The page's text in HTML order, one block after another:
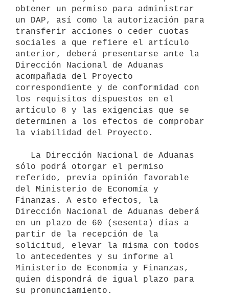
obtener un permiso para administrar
un DAP, así como la autorización para
transferir acciones o ceder cuotas
sociales a que refiere el artículo
anterior, deberá presentarse ante la
Dirección Nacional de Aduanas
acompañada del Proyecto
correspondiente y de conformidad con
los requisitos dispuestos en el
artículo 8 y las exigencias que se
determinen a los efectos de comprobar
la viabilidad del Proyecto.
sólo podrá otorgar el permiso
referido, previa opinión favorable
del Ministerio de Economía y
Finanzas. A esto efectos, la
Dirección Nacional de Aduanas deberá
en un plazo de 60 (sesenta) días a
partir de la recepción de la
solicitud, elevar la misma con todos
lo antecedentes y su informe al
Ministerio de Economía y Finanzas,
quien dispondrá de igual plazo para
su pronunciamiento.